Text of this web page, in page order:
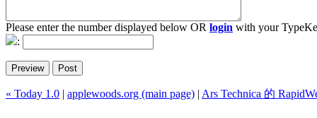
Please enter the number displayed below OR login with your
:
« Today 1.0 | applewoods.org (main page) | Ars Technica 的